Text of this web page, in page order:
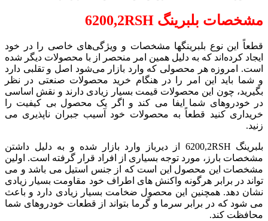
مشخصات بلبرینگ 6200,2RSH
قطعاً این نوع بلبرینگها مشخصات و ویژگی‌های خاصی را در خود
ایجاد کرده‌اند که به دلیل همین امر منحصر از با محصولات دیگر شده
است. امروزه هر محصولی که وارد بازار می‌شود اصل و تقلبی دارد
و شما باید این امر را در هنگام خرید محصولات صنعتی در نظر
بگیرید، چون این محصولات قیمت بسیار زیادی دارند و نقش اساسی
در خودروهای شما ایفا می کند و اگر یک محصول بی کیفیت را
خریداری کنید قطعاً به محصولات خود آسیب جبران ناپذیری می
زنید.
بلبرینگ 6200,2RSH از دیرباز وارد بازار شده و به دلیل داشتن
مشخصات بارز، مورد توجه بسیاری از افراد قرار گرفته است. اولین
مشخصات این محصول این است که از جنس استیل می باشد و می
تواند در برابر هرگونه واکنش های اطراف خود مقاومت بسیار زیادی
نشان دهد. همچنین این محصول ضخامت بسیار زیادی دارد و باعث
می شود که در برابر سرما و گرما بتواند از قطعات خودروهای شما
محافظت کند.